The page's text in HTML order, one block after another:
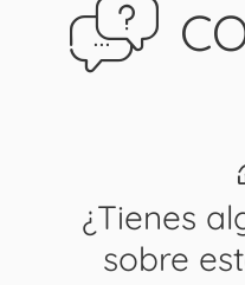
¿Tienes
sobre